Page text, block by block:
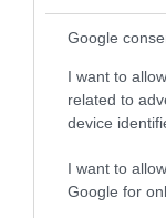
Google
I want to
related to
device
I want to
Google for
Unsplash